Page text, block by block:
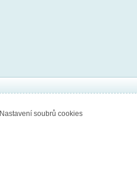
Nastavení soubrů cookies